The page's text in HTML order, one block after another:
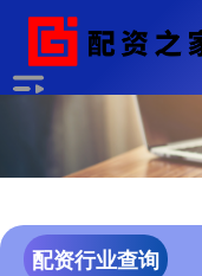
配资行业查询